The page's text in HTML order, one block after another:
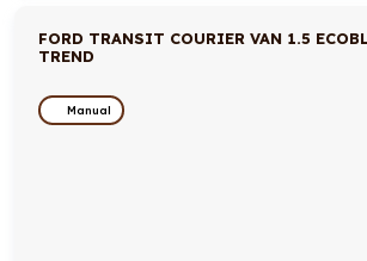
FORD TRANSIT COURIER VAN 1.5
TREND
Manual